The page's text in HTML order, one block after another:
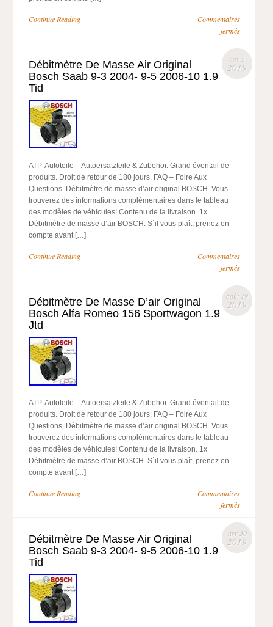
Continue Reading
Commentaires
fermés
nov 5
2019
Débitmètre De Masse Air Original
Bosch Saab 9-3 2004- 9-5 2006-10 1.9
Tid
ATP-Autoteile – Autoersatzteile & Zubehör. Grand éventail de
produits. Droit de retour de 180 jours. FAQ – Foire Aux
Questions. Débitmètre de masse d’air original BOSCH. Vous
trouverez des informations complémentaires dans le tableau
des modèles de véhicules! Contenu de la livraison. 1x
Débitmètre de masse d’air BOSCH. S´il vous plaît, prenez en
compte avant […]
Continue Reading
Commentaires
fermés
août 19
2019
Débitmètre De Masse D’air Original
Bosch Alfa Romeo 156 Sportwagon 1.9
Jtd
ATP-Autoteile – Autoersatzteile & Zubehör. Grand éventail de
produits. Droit de retour de 180 jours. FAQ – Foire Aux
Questions. Débitmètre de masse d’air original BOSCH. Vous
trouverez des informations complémentaires dans le tableau
des modèles de véhicules! Contenu de la livraison. 1x
Débitmètre de masse d’air BOSCH. S´il vous plaît, prenez en
compte avant […]
Continue Reading
Commentaires
fermés
avr 30
2019
Débitmètre De Masse Air Original
Bosch Saab 9-3 2004- 9-5 2006-10 1.9
Tid